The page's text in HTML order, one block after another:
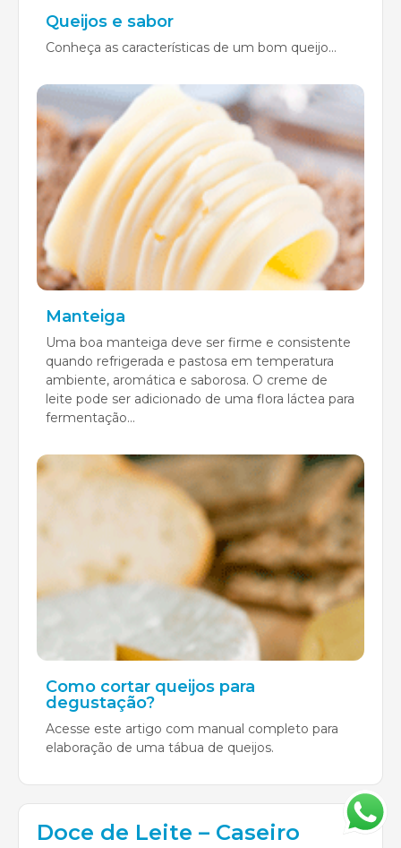
Queijos e sabor
Conheça as características de um bom queijo...
Manteiga
Uma boa manteiga deve ser firme e consistente
quando refrigerada e pastosa em temperatura
ambiente, aromática e saborosa. O creme de
leite pode ser adicionado de uma flora láctea para
fermentação...
Como cortar queijos para
degustação?
Acesse este artigo com manual completo para
elaboração de uma tábua de queijos.
Doce de Leite – Caseiro